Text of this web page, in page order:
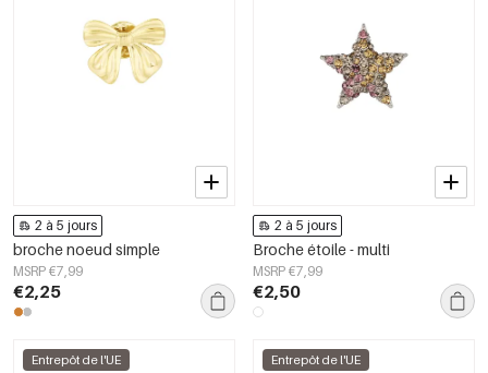
2 à 5 jours
broche noeud simple
MSRP €7,99
€2,25
2 à 5 jours
Broche étoile - multi
MSRP €7,99
€2,50
Entrepôt de l'UE Entrepôt de l'UE